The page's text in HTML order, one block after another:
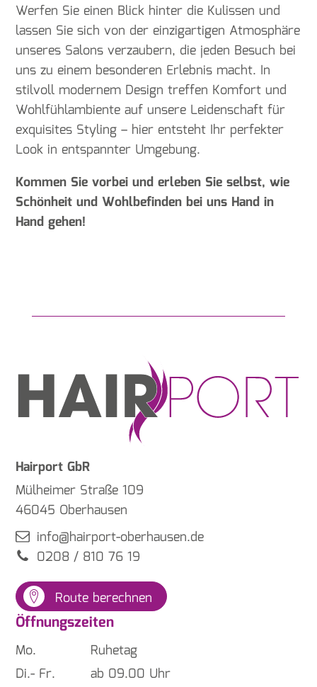
Werfen Sie einen Blick hinter die Kulissen und
lassen Sie sich von der einzigartigen Atmosphäre
unseres Salons verzaubern, die jeden Besuch bei
uns zu einem besonderen Erlebnis macht. In
stilvoll modernem Design treffen Komfort und
Wohlfühlambiente auf unsere Leidenschaft für
exquisites Styling – hier entsteht Ihr perfekter
Look in entspannter Umgebung.
Kommen Sie vorbei und erleben Sie selbst, wie
Schönheit und Wohlbefinden bei uns Hand in
Hand gehen!
Hairport GbR
Mülheimer Straße 109
46045 Oberhausen
info@hairport-oberhausen.de
0208 / 810 76 19
Route berechnen
Öffnungszeiten
Mo.
Ruhetag
Di.- Fr.
ab 09.00 Uhr